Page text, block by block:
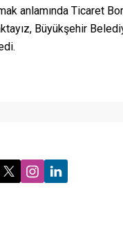
anlamında Ticaret
Büyükşehir